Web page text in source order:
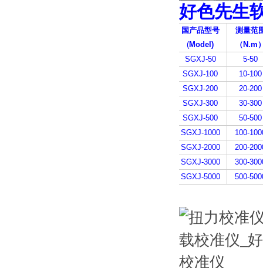
好色先生
国产品型号
(Model)
测量范
（N.m
SGXJ-50
5-50
SGXJ-100
10-100
SGXJ-200
20-200
SGXJ-300
30-300
SGXJ-500
50-500
SGXJ-1000
100-
SGXJ-2000
200-
SGXJ-3000
300-
SGXJ-5000
500-